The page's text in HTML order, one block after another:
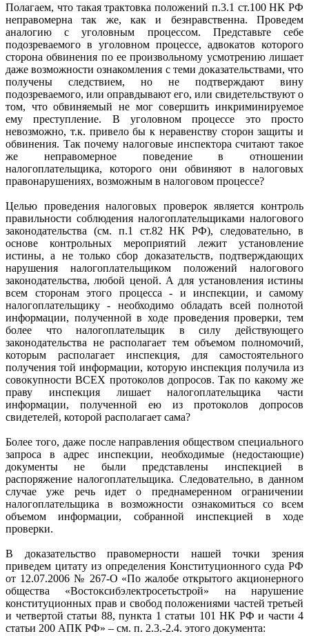
Полагаем, что такая трактовка положений п.3.1 ст.100 НК РФ
неправомерна так же, как и безнравственна. Проведем
аналогию с уголовным процессом. Представьте себе
подозреваемого в уголовном процессе, адвокатов которого
сторона обвинения по ее произвольному усмотрению лишает
даже возможности ознакомления с теми доказательствами, что
получены следствием, но не подтверждают вину
подозреваемого, или оправдывают его, или свидетельствуют о
том, что обвиняемый не мог совершить инкриминируемое
ему преступление. В уголовном процессе это просто
невозможно, т.к. привело бы к неравенству сторон защиты и
обвинения. Так почему налоговые инспектора считают такое
же неправомерное поведение в отношении
налогоплательщика, которого они обвиняют в налоговых
правонарушениях, возможным в налоговом процессе?
Целью проведения налоговых проверок является контроль
правильности соблюдения налогоплательщиками налогового
законодательства (см. п.1 ст.82 НК РФ), следовательно, в
основе контрольных мероприятий лежит установление
истины, а не только сбор доказательств, подтверждающих
нарушения налогоплательщиком положений налогового
законодательства, любой ценой. А для установления истины
всем сторонам этого процесса - и инспекции, и самому
налогоплательщику - необходимо обладать всей полнотой
информации, полученной в ходе проведения проверки, тем
более что налогоплательщик в силу действующего
законодательства не располагает тем объемом полномочий,
которым располагает инспекция, для самостоятельного
получения той информации, которую инспекция получила из
совокупности ВСЕХ протоколов допросов. Так по какому же
праву инспекция лишает налогоплательщика части
информации, полученной ею из протоколов допросов
свидетелей, которой располагает сама?
Более того, даже после направления обществом специального
запроса в адрес инспекции, необходимые (недостающие)
документы не были представлены инспекцией в
распоряжение налогоплательщика. Следовательно, в данном
случае уже речь идет о преднамеренном ограничении
налогоплательщика в возможности ознакомиться со всем
объемом информации, собранной инспекцией в ходе
проверки.
В доказательство правомерности нашей точки зрения
приведем цитату из определения Конституционного суда РФ
от 12.07.2006 № 267-О «По жалобе открытого акционерного
общества «Востоксибэлектросетьстрой» на нарушение
конституционных прав и свобод положениями частей третьей
и четвертой статьи 88, пункта 1 статьи 101 НК РФ и части 4
статьи 200 АПК РФ» – см. п. 2.3.-2.4. этого документа: